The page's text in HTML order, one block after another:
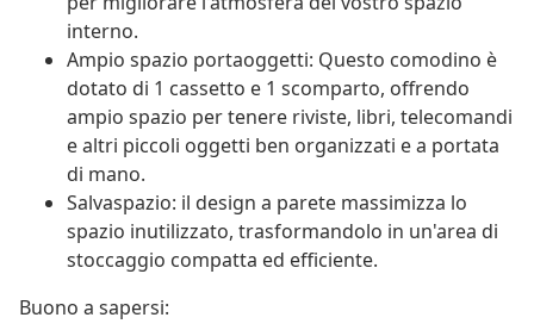
interno.
Ampio spazio portaoggetti: Questo comodino è
dotato di 1 cassetto e 1 scomparto, offrendo
ampio spazio per tenere riviste, libri, telecomandi
e altri piccoli oggetti ben organizzati e a portata
di mano.
Salvaspazio: il design a parete massimizza lo
spazio inutilizzato, trasformandolo in un'area di
stoccaggio compatta ed efficiente.
Buono a sapersi: